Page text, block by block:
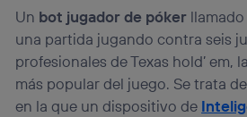
Un bot jugador de póker llamado
una partida jugando contra seis
profesionales de Texas hold’ em,
más popular del juego. Se trata
en la que un dispositivo de